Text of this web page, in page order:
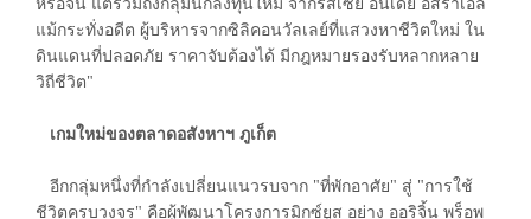
หรือจีน แต่รวมถึงกลุ่มนักลงทุนใหม่ จากรัสเซีย อินเดีย อิสราเอล
แม้กระทั่งอดีต ผู้บริหารจากซิลิคอนวัลเลย์ที่แสวงหาชีวิตใหม่ ใน
ดินแดนที่ปลอดภัย ราคาจับต้องได้ มีกฎหมายรองรับหลากหลาย
วิถีชีวิต"
เกมใหม่ของตลาดอสังหาฯ ภูเก็ต
อีกกลุ่มหนึ่งที่กำลังเปลี่ยนแนวรบจาก "ที่พักอาศัย" สู่ "การใช้
ชีวิตครบวงจร" คือผู้พัฒนาโครงการมิกซ์ยูส อย่าง ออริจิ้น พร็อพ